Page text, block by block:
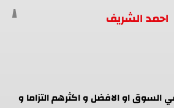
احمد الشريف
او الافضل و اكثرهم التزاما و